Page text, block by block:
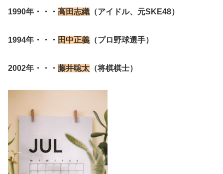
1990年・・・ 高田志織 （アイドル、元SKE48）
1994年・・・ 田中正義 （プロ野球選手）
2002年・・・ 藤井聡太 （将棋棋士）